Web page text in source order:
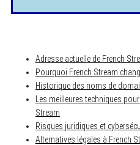
Adresse actuelle de French
Pourquoi French Stream
Historique des noms de
Les meilleures techniques
Stream
Risques juridiques et
Alternatives légales à French